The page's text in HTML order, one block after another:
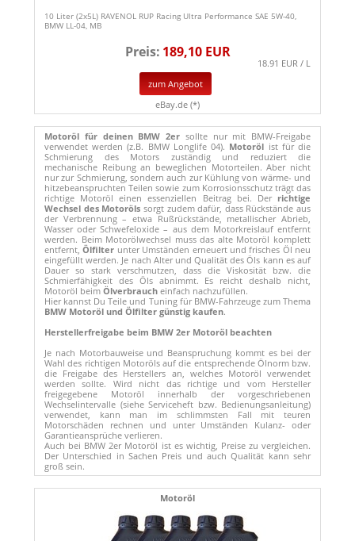
10 Liter (2x5L) RAVENOL RUP Racing Ultra Performance SAE 5W-40,
BMW LL-04, MB
Preis: 189,10 EUR
18.91 EUR / L
zum Angebot
eBay.de (*)
Motoröl für deinen BMW 2er sollte nur mit BMW-Freigabe
verwendet werden (z.B. BMW Longlife 04). Motoröl ist für die
Schmierung des Motors zuständig und reduziert die
mechanische Reibung an beweglichen Motorteilen. Aber nicht
nur zur Schmierung, sondern auch zur Kühlung von wärme- und
hitzebeanspruchten Teilen sowie zum Korrosionsschutz trägt das
richtige Motoröl einen essenziellen Beitrag bei. Der richtige
Wechsel des Motoröls sorgt zudem dafür, dass Rückstände aus
der Verbrennung – etwa Rußrückstände, metallischer Abrieb,
Wasser oder Schwefeloxide – aus dem Motorkreislauf entfernt
werden. Beim Motorölwechsel muss das alte Motoröl komplett
entfernt,Ölfilter unter Umständen erneuert und frisches Öl neu
eingefüllt werden. Je nach Alter und Qualität des Öls kann es auf
Dauer so stark verschmutzen, dass die Viskosität bzw. die
Schmierfähigkeit des Öls abnimmt. Es reicht deshalb nicht,
Motoröl beim Ölverbrauch einfach nachzufüllen.
Hier kannst Du Teile und Tuning für BMW-Fahrzeuge zum Thema
BMW Motoröl und Ölfilter günstig kaufen.
Herstellerfreigabe beim BMW 2er Motoröl beachten
Je nach Motorbauweise und Beanspruchung kommt es bei der
Wahl des richtigen Motoröls auf die entsprechende Ölnorm bzw.
die Freigabe des Herstellers an, welches Motoröl verwendet
werden sollte. Wird nicht das richtige und vom Hersteller
freigegebene Motoröl innerhalb der vorgeschriebenen
Wechselintervalle (siehe Serviceheft bzw. Bedienungsanleitung)
verwendet, kann man im schlimmsten Fall mit teuren
Motorschäden rechnen und unter Umständen Kulanz- oder
Garantieansprüche verlieren.
Auch bei BMW 2er Motoröl ist es wichtig, Preise zu vergleichen.
Der Unterschied in Sachen Preis und auch Qualität kann sehr
groß sein.
Motoröl